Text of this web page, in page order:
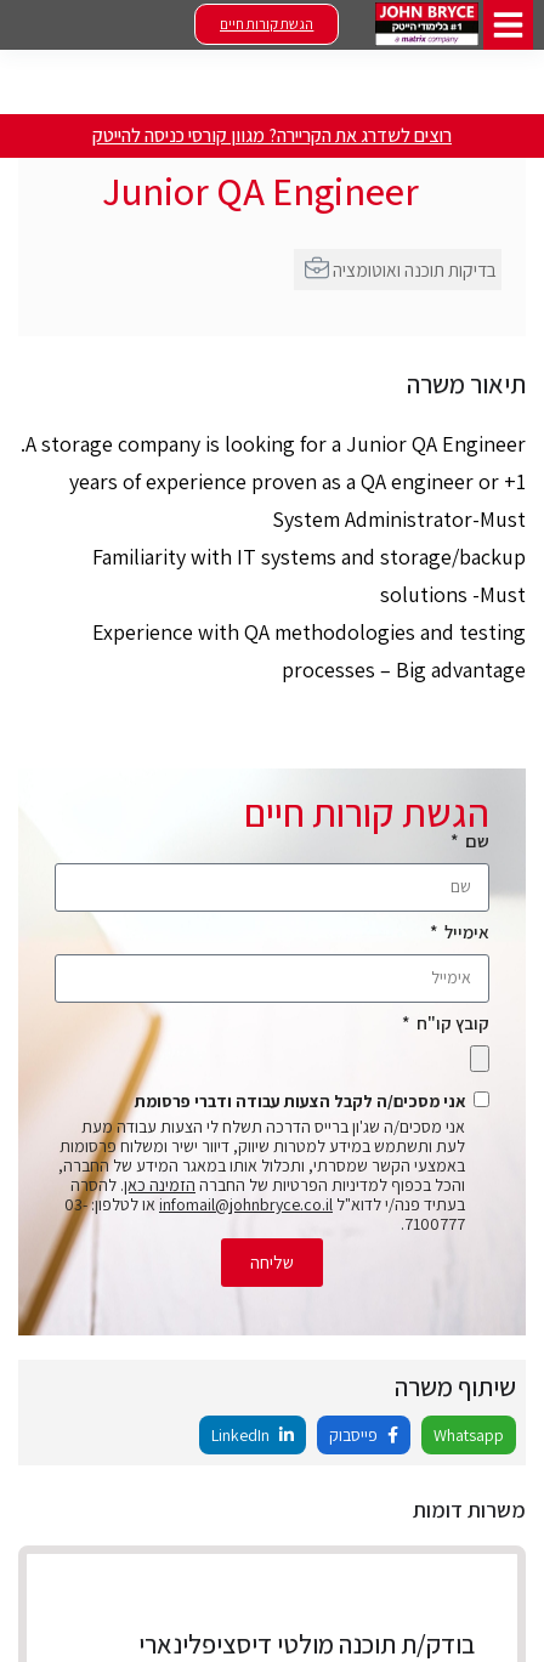
הגשת קורות חיים
רוצים לשדרג את הקריירה? מגוון קורסי כניסה להייטק
Junior QA Engineer
תיאור משרה
A storage company is looking for a Junior QA Engineer.
1+ years of experience proven as a QA engineer or
System Administrator-Must
Familiarity with IT systems and storage/backup
solutions -Must
Experience with QA methodologies and testing
processes – Big advantage
הגשת קורות חיים
שם
אימייל
קובץ קו"ח
אני מסכים/ה לקבל הצעות עבודה ודברי פרסומת
אני מסכים/ה שג'ון ברייס הדרכה תשלח לי הצעות עבודה מעת
לעת ותשתמש במידע למטרות שיווק, דיוור ישיר ומשלוח פרסומות
באמצעי הקשר שמסרתי, ותכלול אותו במאגר המידע של החברה,
והכל בכפוף למדיניות הפרטיות של החברה הזמינה כאן. להסרה
בעתיד פנה/י לדוא"ל infomail@johnbryce.co.il
או לטלפון: 03-
7100777.
שליחה
שיתוף משרה
Whatsapp פייסבוק
משרות דומות
בודק/ת תוכנה מולטי דיסציפלינארי